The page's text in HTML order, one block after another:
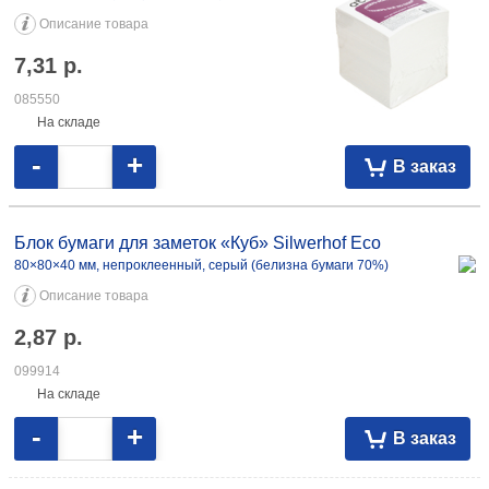
Описание товара
7,31 р.
085550
На складе
В заказ
- +
Блок бумаги для заметок «Куб» Silwerhof Eco
80×80×40 мм, непроклеенный, серый (белизна бумаги 70%)
Описание товара
2,87 р.
099914
На складе
В заказ
- +